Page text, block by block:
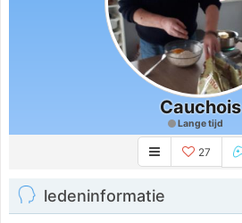
Cauchois
Lange tijd
27
ledeninformatie